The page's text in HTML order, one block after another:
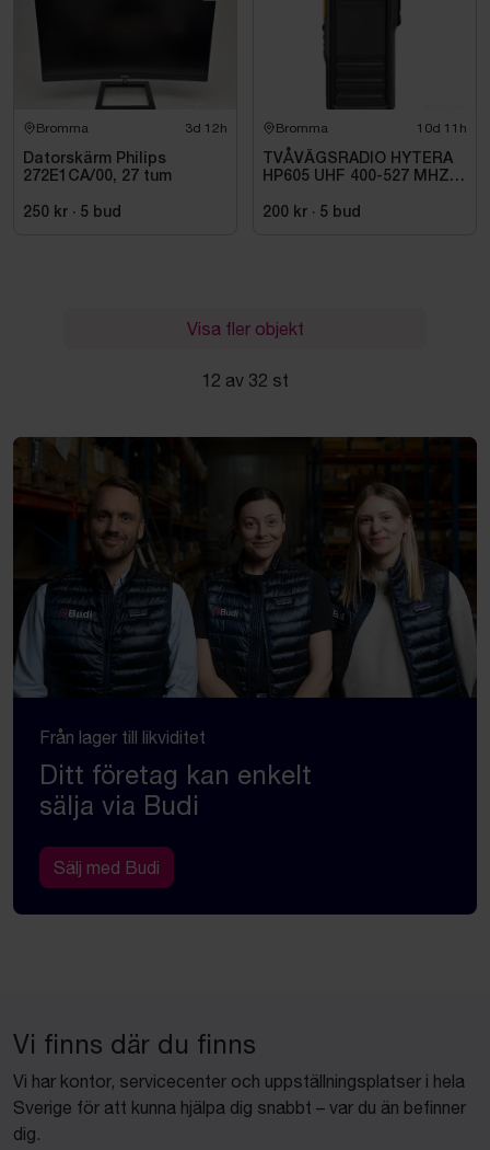
Bromma 3d 12h
Datorskärm Philips
272E1CA/00, 27 tum
250 kr · 5 bud
Bromma 10d 11h
TVÅVÄGSRADIO HYTERA
HP605 UHF 400-527 MHZ
200 kr · 5 bud
Visa fler objekt
12 av 32 st
Från lager till likviditet
Ditt företag kan enkelt
sälja via Budi
Sälj med Budi
Vi finns där du finns
Vi har kontor, servicecenter och uppställningsplatser i hela
Sverige för att kunna hjälpa dig snabbt – var du än befinner
dig.